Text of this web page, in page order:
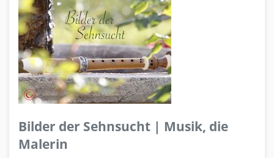
Bilder der Sehnsucht | Musik, die
Malerin